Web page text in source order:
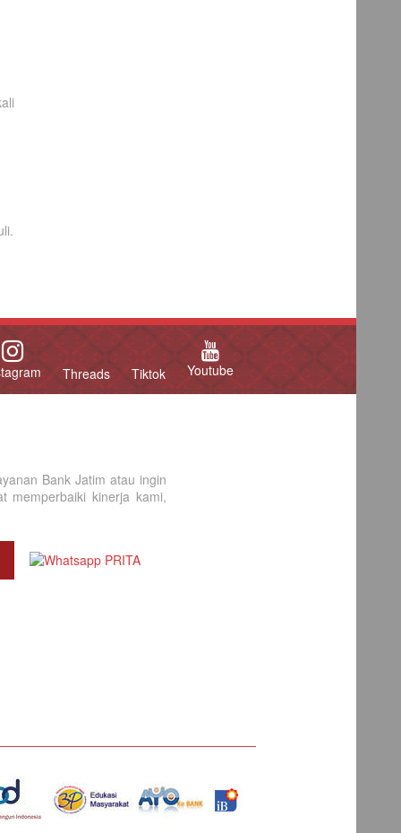
Threads Tiktok Youtube
Bank Jatim atau ingin
memperbaiki kinerja kami,